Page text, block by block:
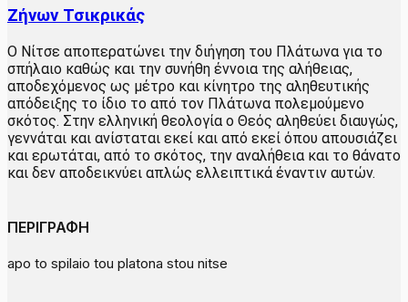
τον
ποσότητα
Ζήνων Τσικρικάς
Ο Νίτσε αποπερατώνει την διήγηση του Πλάτωνα για το
σπήλαιο καθώς και την συνήθη έννοια της αλήθειας,
αποδεχόμενος ως μέτρο και κίνητρο της αληθευτικής
απόδειξης το ίδιο το από τον Πλάτωνα πολεμούμενο
σκότος. Στην ελληνική θεολογία ο Θεός αληθεύει διαυγώς,
γεννάται και ανίσταται εκεί και από εκεί όπου απουσιάζει
και ερωτάται, από το σκότος, την αναλήθεια και το θάνατο
και δεν αποδεικνύει απλώς ελλειπτικά έναντιν αυτών.
ΠΕΡΙΓΡΑΦΗ
apo to spilaio tou platona stou nitse